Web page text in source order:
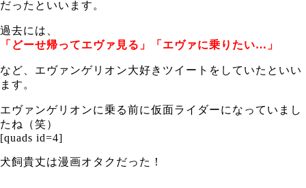
だったといいます。
過去には、
「どーせ帰ってエヴァ見る」「エヴァに乗りたい…」
など、エヴァンゲリオン大好きツイートをしていたといい
ます。
エヴァンゲリオンに乗る前に仮面ライダーになっていまし
たね（笑）
[quads id=4]
犬飼貴丈は漫画オタクだった！